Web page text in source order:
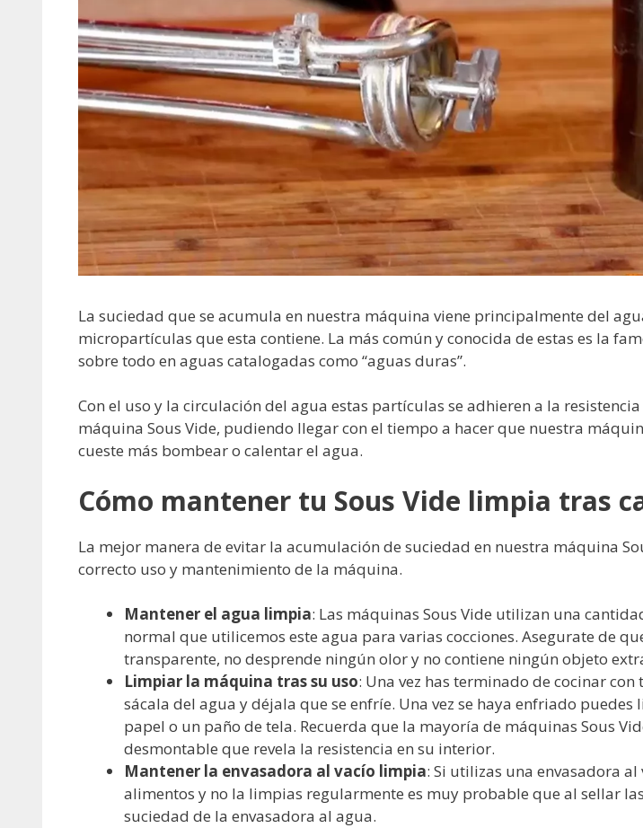
La suciedad que se acumula en nuestra máquina viene principalmente del
micropartículas que esta contiene. La más común y conocida de estas es la
sobre todo en aguas catalogadas como “aguas duras”.
Con el uso y la circulación del agua estas partículas se adhieren a la
máquina Sous Vide, pudiendo llegar con el tiempo a hacer que nuestra
cueste más bombear o calentar el agua.
Cómo mantener tu Sous Vide limpia tras
La mejor manera de evitar la acumulación de suciedad en nuestra máquina
correcto uso y mantenimiento de la máquina.
Mantener el agua limpia: Las máquinas Sous Vide utilizan una
normal que utilicemos este agua para varias cocciones. Asegurate de
transparente, no desprende ningún olor y no contiene ningún objeto
Limpiar la máquina tras su uso: Una vez has terminado de cocinar
sácala del agua y déjala que se enfríe. Una vez se haya enfriado
papel o un paño de tela. Recuerda que la mayoría de máquinas Sous
desmontable que revela la resistencia en su interior.
Mantener la envasadora al vacío limpia: Si utilizas una envasadora
alimentos y no la limpias regularmente es muy probable que al sellar
suciedad de la envasadora al agua.